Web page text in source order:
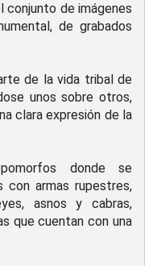
conjunto de imágenes
de grabados
de la vida tribal de
unos sobre otros,
clara expresión de la
donde se
con armas rupestres,
asnos y cabras,
que cuentan con una